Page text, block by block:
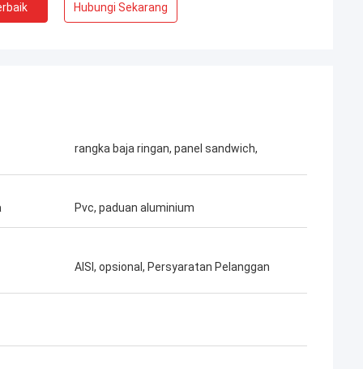
menjadi mitra, dan saya juga senang
Hubungi Sekarang
rangka baja ringan, panel sandwich,
Pvc, paduan aluminium
AISI, opsional, Persyaratan Pelanggan